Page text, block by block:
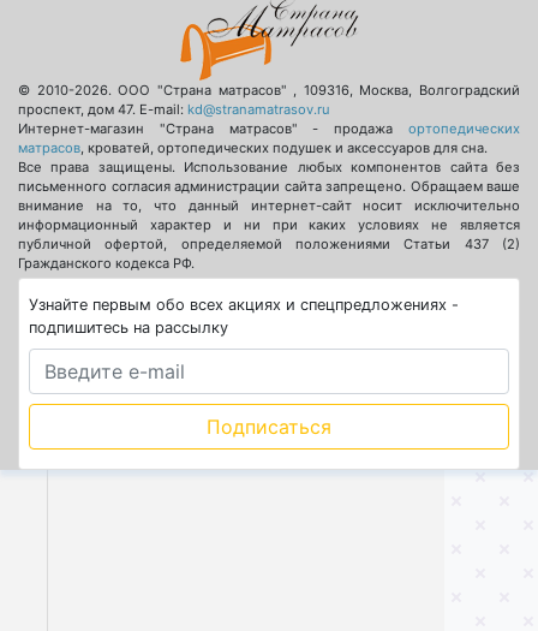
© 2010-2026.ООО "Страна матрасов" 109316, Москва
Волгоградский
проспект, дом 47. E-mail: kd@stranamatrasov.ru
Интернет-магазин "Страна матрасов" - продажа ортопедических
матрасов , кроватей, ортопедических подушек и аксессуаров для сна.
Все права защищены. Использование любых компонентов сайта без
письменного согласия администрации сайта запрещено. Обращаем ваше
внимание на то, что данный интернет-сайт носит исключительно
информационный характер и ни при каких условиях не является
публичной офертой, определяемой положениями Статьи 437 (2)
Гражданского кодекса РФ.
Узнайте первым обо всех акциях и спецпредложениях -
подпишитесь на рассылку